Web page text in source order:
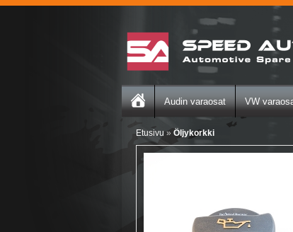
Audin varaosat VW
Etusivu » Öljykorkki